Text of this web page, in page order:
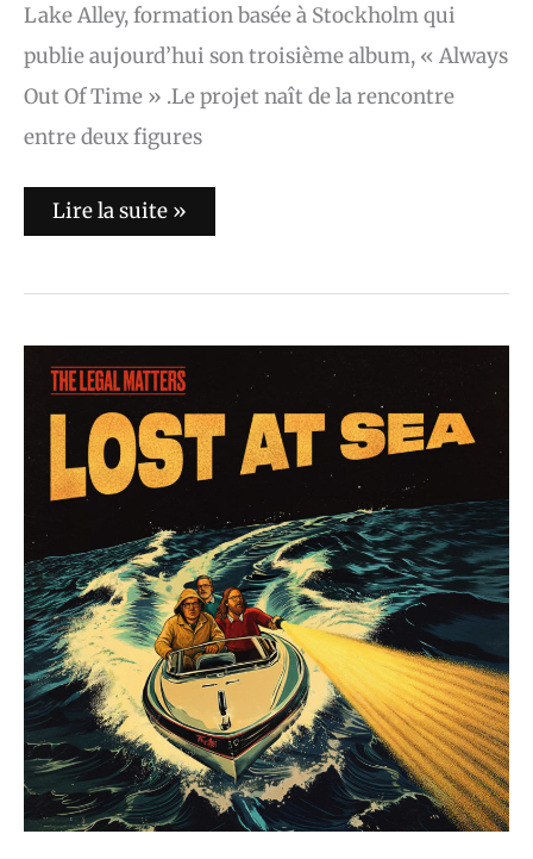
Lake Alley, formation basée à Stockholm qui
publie aujourd’hui son troisième album, « Always
Out Of Time » .Le projet naît de la rencontre
entre deux figures
Lire la suite »
L’album
du
jour
:
The
Legal
Matters
–
Sea